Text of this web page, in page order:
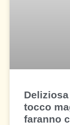
tocco
faranno